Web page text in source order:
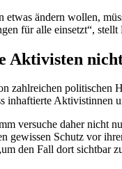
etwas ändern wollen,
für alle einsetzt“,
Aktivisten nicht
zahlreichen politischen
inhaftierte Aktivistinnen
versuche daher nicht
gewissen Schutz vor
den Fall dort sichtbar